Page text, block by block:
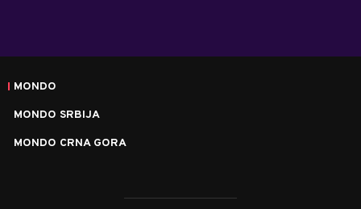
MONDO
MONDO SRBIJA
MONDO CRNA GORA